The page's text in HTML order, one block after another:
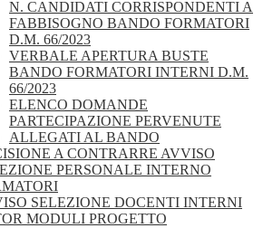
N. CANDIDATI CORRISPONDENTI A
FABBISOGNO BANDO FORMATORI
D.M. 66/2023
VERBALE APERTURA BUSTE
BANDO FORMATORI INTERNI D.M.
66/2023
ELENCO DOMANDE
PARTECIPAZIONE PERVENUTE
ALLEGATI AL BANDO
A CONTRARRE AVVISO
PERSONALE INTERNO
SELEZIONE DOCENTI INTERNI
MODULI PROGETTO